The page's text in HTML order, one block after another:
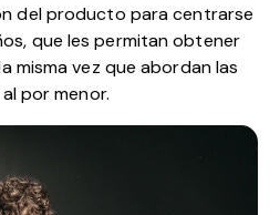
del producto para centrarse
que les permitan obtener
misma vez que abordan las
por menor.